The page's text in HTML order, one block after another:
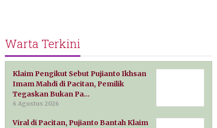
Warta Terkini
Klaim Pengikut Sebut Pujianto Ikhsan
Imam Mahdi di Pacitan, Pemilik
Tegaskan Bukan Pa…
6 Agustus 2026
Viral di Pacitan, Pujianto Bantah Klaim